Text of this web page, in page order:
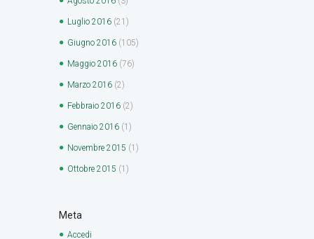
Luglio 2016 (21)
Giugno 2016 (105)
Maggio 2016 (76)
Marzo 2016 (2)
Febbraio 2016 (2)
Gennaio 2016 (1)
Novembre 2015 (1)
Ottobre 2015 (1)
Meta
Accedi